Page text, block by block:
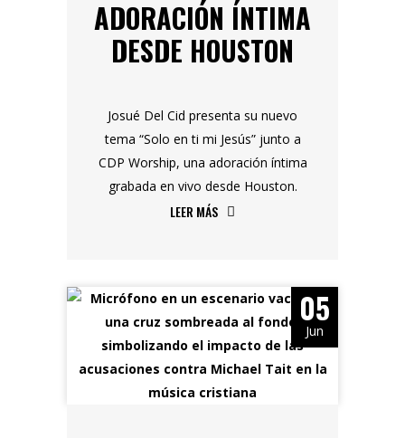
ADORACIÓN ÍNTIMA
DESDE HOUSTON
Josué Del Cid presenta su nuevo
tema “Solo en ti mi Jesús” junto a
CDP Worship, una adoración íntima
grabada en vivo desde Houston.
LEER MÁS
05
Jun